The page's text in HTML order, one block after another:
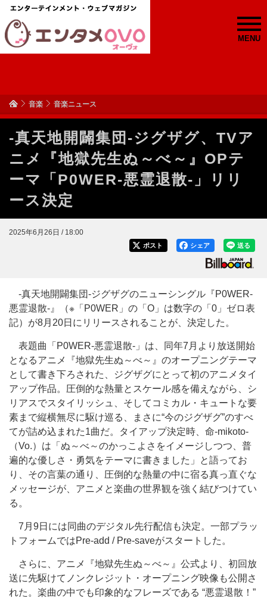
MENU
音楽 音楽ニュース
-真天地開闢集団-ジグザグ、TVア
ニメ『地獄先生ぬ～べ～』OPテ
ーマ「P0WER-悪霊退散-」リリ
ース決定
2025年6月26日 / 18:00
送る
シェア
ポスト
-真天地開闢集団-ジグザグのニューシングル『P0WER-
悪霊退散-』（※「P0WER」の「O」は数字の「0」ゼロ表
記）が8月20日にリリースされることが、決定した。
表題曲「P0WER-悪霊退散-」は、同年7月より放送開始
となるアニメ『地獄先生ぬ～べ～』のオープニングテーマ
として書き下ろされた、ジグザグにとって初のアニメタイ
アップ作品。圧倒的な熱量とスケール感を備えながら、シ
リアスでスタイリッシュ、そしてコミカル・キュートな要
素まで縦横無尽に駆け巡る、まさに“今のジグザグ”のすべ
てが詰め込まれた1曲だ。タイアップ決定時、命-mikoto-
（Vo.）は「ぬ～べ～のかっこよさをイメージしつつ、普
遍的な優しさ・勇気をテーマに書きました」と語ってお
り、その言葉の通り、圧倒的な熱量の中に宿る真っ直ぐな
メッセージが、アニメと楽曲の世界観を強く結びつけてい
る。
7月9日には同曲のデジタル先行配信も決定。一部プラッ
トフォームではPre-add / Pre-saveがスタートした。
さらに、アニメ『地獄先生ぬ～べ～』公式より、初回放
送に先駆けてノンクレジット・オープニング映像も公開さ
れた。楽曲の中でも印象的なフレーズである “悪霊退散！”